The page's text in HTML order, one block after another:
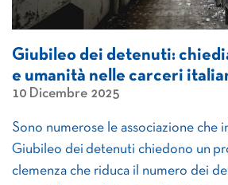
Giubileo dei detenuti:
e umanità nelle carceri
10 Dicembre 2025
Sono numerose le associazione che
Giubileo dei detenuti chiedono un
clemenza che riduca il numero dei